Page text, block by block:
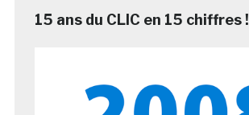
15 ans du CLIC en 15 chiffres !